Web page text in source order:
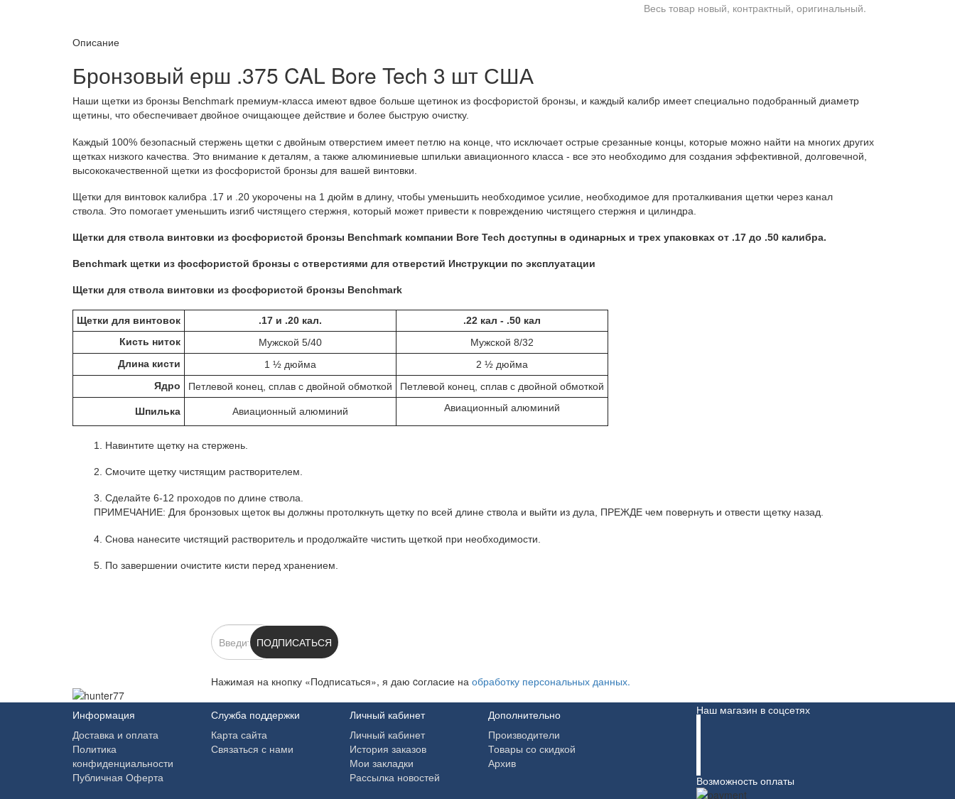
Весь товар новый, контрактный, оригинальный.
Описание
Бронзовый ерш .375 CAL Bore Tech 3 шт США
Наши щетки из бронзы Benchmark премиум-класса имеют вдвое больше щетинок из фосфористой бронзы, и каждый калибр имеет специально подобранный диаметр
щетины, что обеспечивает двойное очищающее действие и более быструю очистку.
Каждый 100% безопасный стержень щетки с двойным отверстием имеет петлю на конце, что исключает острые срезанные концы, которые можно найти на многих других
щетках низкого качества. Это внимание к деталям, а также алюминиевые шпильки авиационного класса - все это необходимо для создания эффективной, долговечной,
высококачественной щетки из фосфористой бронзы для вашей винтовки.
Щетки для винтовок калибра .17 и .20 укорочены на 1 дюйм в длину, чтобы уменьшить необходимое усилие, необходимое для проталкивания щетки через канал
ствола. Это помогает уменьшить изгиб чистящего стержня, который может привести к повреждению чистящего стержня и цилиндра.
Щетки для ствола винтовки из фосфористой бронзы Benchmark компании Bore Tech доступны в одинарных и трех упаковках от .17 до .50 калибра.
Benchmark щетки из фосфористой бронзы с отверстиями для отверстий Инструкции по эксплуатации
Щетки для ствола винтовки из фосфористой бронзы Benchmark
Щетки для винтовок .17 и .20 кал.
.22 кал - .50 кал
Кисть ниток
Мужской 5/40
Мужской 8/32
Длина кисти
1 ½ дюйма
2 ½ дюйма
Ядро
Петлевой конец, сплав с двойной обмоткой Петлевой конец, сплав с двойной обмоткой
Шпилька Авиационный алюминий Авиационный алюминий
1. Навинтите щетку на стержень.
2. Смочите щетку чистящим растворителем.
3. Сделайте 6-12 проходов по длине ствола.
ПРИМЕЧАНИЕ: Для бронзовых щеток вы должны протолкнуть щетку по всей длине ствола и выйти из дула, ПРЕЖДЕ чем повернуть и отвести щетку назад.
4. Снова нанесите чистящий растворитель и продолжайте чистить щеткой при необходимости.
5. По завершении очистите кисти перед хранением.
ПОДПИСАТЬСЯ
Нажимая на кнопку «Подписаться», я даю cогласие на обработку персональных данных.
Информация
Доставка и оплата
Политика
конфиденциальности
Публичная Оферта
Служба поддержки
Карта сайта
Связаться с нами
Личный кабинет
Личный кабинет
История заказов
Мои закладки
Рассылка новостей
Дополнительно
Производители
Товары со скидкой
Архив
Наш магазин в соцсетях
Возможность оплаты